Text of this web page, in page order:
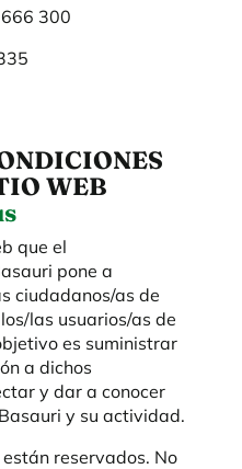
300
WEB
que el
pone a
ciudadanos/as de
las usuarios/as de
es suministrar
a dichos
y dar a conocer
y su actividad.
reservados. No